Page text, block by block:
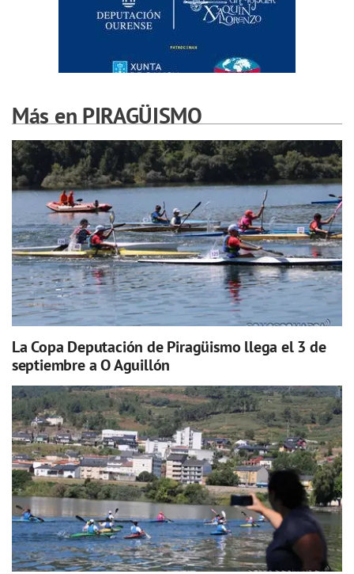
Más en PIRAGÜISMO
La Copa Deputación de Piragüismo llega el 3 de
septiembre a O Aguillón